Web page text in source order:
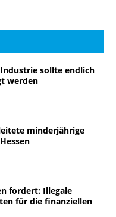
sollte endlich
werden
minderjährige
fordert: Illegale
für die finanziellen